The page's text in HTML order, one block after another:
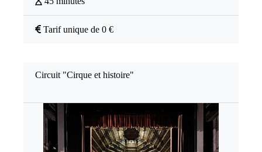
Tarif unique de 0 €
Circuit "Cirque et histoire"